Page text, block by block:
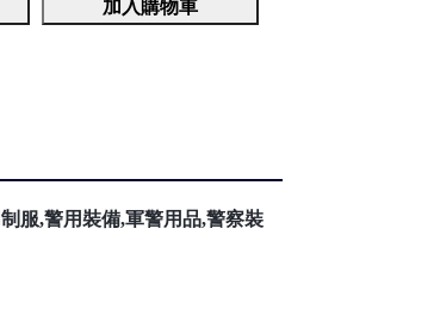
加入購物車
服,警用裝備,軍警用品,警察裝